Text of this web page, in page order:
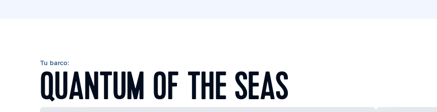
Tu barco:
QUANTUM OF THE SEAS